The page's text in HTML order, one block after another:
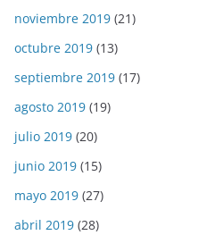
noviembre 2019 (21)
octubre 2019 (13)
septiembre 2019 (17)
agosto 2019 (19)
julio 2019 (20)
junio 2019 (15)
mayo 2019 (27)
abril 2019 (28)